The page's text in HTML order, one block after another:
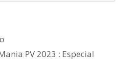
PV 2023 : Especial